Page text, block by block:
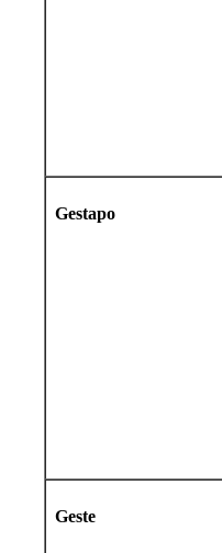
Gestapo
Geste